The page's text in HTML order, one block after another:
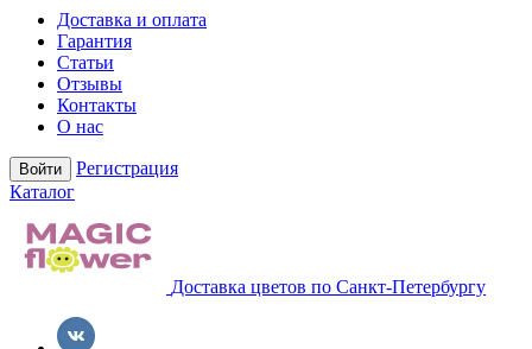
Доставка и оплата
Гарантия
Статьи
Отзывы
Контакты
О нас
Войти
Регистрация
Каталог
Доставка цветов по Санкт-Петербургу